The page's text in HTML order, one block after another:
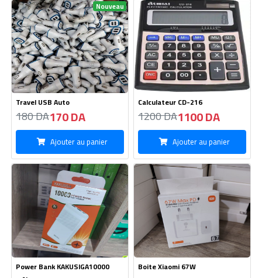
Travel USB Auto
180 DA170 DA
Ajouter au panier
Calculateur CD-216
1200 DA1100 DA
Ajouter au panier
Power Bank KAKUSIGA10000
mAh
1360 DA1350 DA
Boite Xiaomi 67W
480 DA450 DA